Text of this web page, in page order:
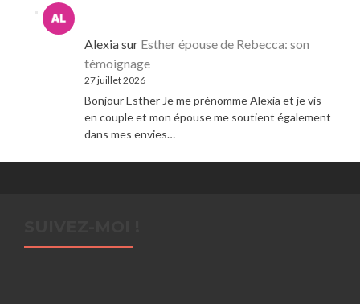
Alexiasur Esther épouse de Rebecca: son
témoignage
27 juillet 2026
Bonjour Esther Je me prénomme Alexia et je vis
en couple et mon épouse me soutient également
dans mes envies…